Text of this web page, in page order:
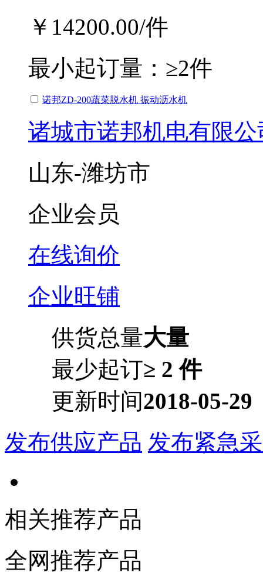
￥14200.00/件
最小起订量： ≥2件
诺邦ZD-200蔬菜脱水机 振动沥水机
诸城市诺邦机电有限公
山东-潍坊市
企业会员
在线询价
企业旺铺
供货总量大量
最少起订≥ 2 件
更新时间2018-05-29
发布供应产品 发布紧急
相关推荐产品
全网推荐产品